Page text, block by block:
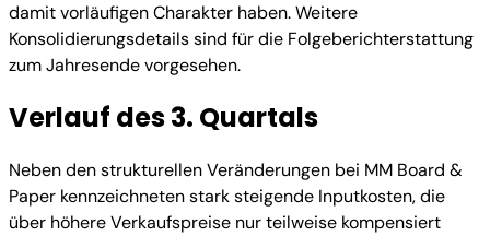
damit vorläufigen Charakter haben. Weitere
Konsolidierungsdetails sind für die Folgeberichterstattung
zum Jahresende vorgesehen.
Verlauf des 3. Quartals
Neben den strukturellen Veränderungen bei MM Board &
Paper kennzeichneten stark steigende Inputkosten, die
über höhere Verkaufspreise nur teilweise kompensiert